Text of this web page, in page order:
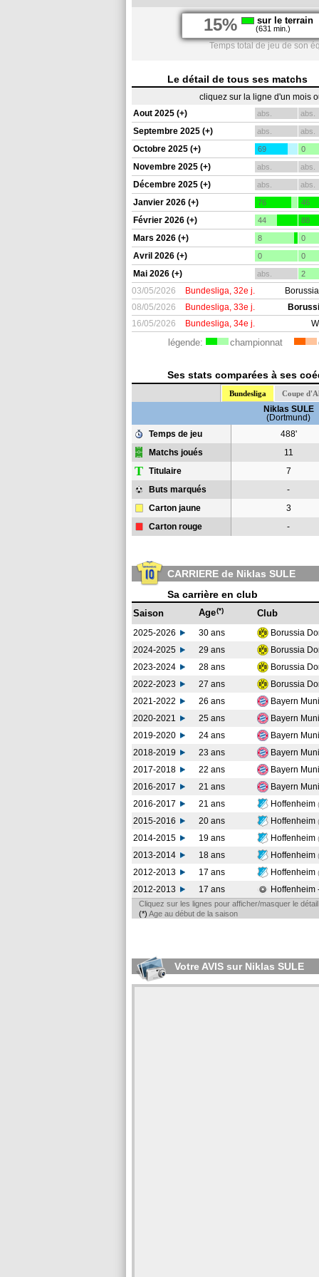
15% sur le terrain
(631 min.)
Temps total de jeu de son
Le détail de tous ses matchs
cliquez sur la ligne d'un mois
Aout 2025 (+)
abs. abs.
Septembre 2025 (+) abs. abs.
Octobre 2025 (+) 69 0
Novembre 2025 (+) abs. abs.
Décembre 2025 (+) abs. abs.
Janvier 2026 (+) 76 46
Février 2026 (+) 44 88
Mars 2026 (+) 8 0
Avril 2026 (+) 0 0
Mai 2026 (+) abs. 2
03/05/2026 Bundesliga, 32e j.
08/05/2026
Bundesliga, 33e j.
16/05/2026
Bundesliga, 34e j.
légende: championnat
Ses stats comparées à ses
Bundesliga Coupe
Niklas SULE
(Dortmund)
Temps de jeu
488'
Matchs joués 11
T Titulaire 7
Buts marqués -
Carton jaune 3
Carton rouge -
CARRIERE de Niklas SULE
Sa carrière en club
Saison Age(*) Club
2025-2026 30 ans Borussia
2024-2025
29 ans Borussia
2023-2024
28 ans Borussia
2022-2023
27 ans Borussia
2021-2022
26 ans Bayern
2020-2021
25 ans Bayern
2019-2020
24 ans Bayern
2018-2019
23 ans Bayern
2017-2018
22 ans Bayern
2016-2017
21 ans Bayern
2016-2017
21 ans Hoffenheim
2015-2016
20 ans Hoffenheim
2014-2015
19 ans Hoffenheim
2013-2014
18 ans Hoffenheim
2012-2013
17 ans Hoffenheim
2012-2013
17 ans Hoffenheim
Cliquez sur les lignes pour afficher/masquer le
(*) Age au début de la saison
Votre AVIS sur Niklas SULE